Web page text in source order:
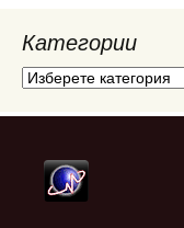
Категории
Категории